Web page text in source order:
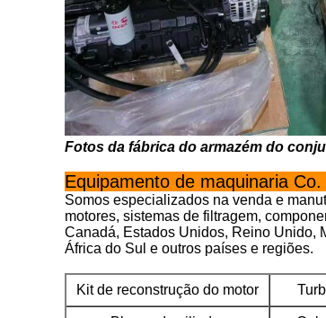
Fotos da fábrica do armazém do
Equipamento de maquinaria
Somos especializados na venda e
motores, sistemas de filtragem,
Canadá, Estados Unidos, Reino Unido,
África do Sul e outros países e regiões.
Kit de reconstrução do motor